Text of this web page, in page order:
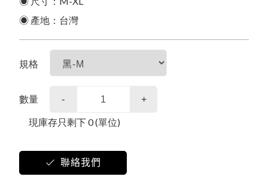
涼感寢具
遮陽帽
防曬外套
袖套/手套
防曬裙
夏季衣褲
內衣褲
抗暑配件
防寒配件
MEN男
夏季衣褲
內衣褲
抗暑配件
防寒配件
女內衣褲
衣著
吸汗/涼感透氣
機能系列
膠原蛋白
五趾襪
保暖抗寒
居家用品
涼感寢具
浴巾/袍
乾髮帽
保健護具
貝柔
秋冬防寒
防風裙
保暖衣褲
保暖手套
保暖襪類
免責聲明
◉ 產地：台灣
規格
數量 - +
現庫存只剩下0(單位)
聯絡我們